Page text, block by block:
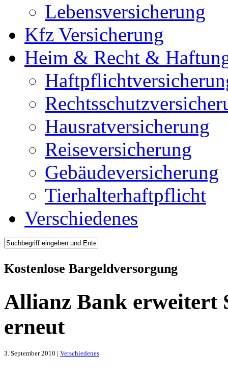
Lebensversicherung
Kfz Versicherung
Heim & Recht &
Hausratversicherung
Reiseversicherung
Gebäudeversicherung
Tierhalterhaftpflicht
Verschiedenes
Kostenlose Bargeldversorgung
Allianz Bank erweitert
erneut
3. September 2010 | Verschiedenes